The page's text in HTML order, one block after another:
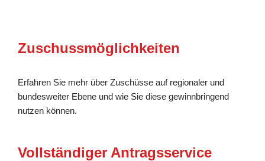
Zuschussmöglichkeiten
Erfahren Sie mehr über Zuschüsse auf regionaler und
bundesweiter Ebene und wie Sie diese gewinnbringend
nutzen können.
Vollständiger Antragsservice